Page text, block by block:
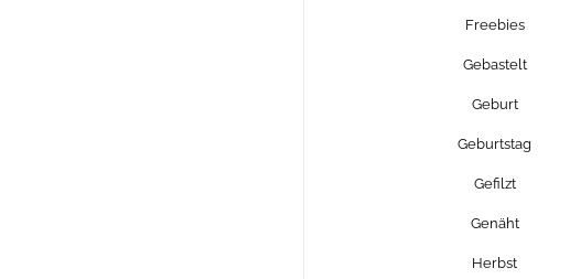
Freebies
Gebastelt
Geburt
Geburtstag
Gefilzt
Genäht
Herbst